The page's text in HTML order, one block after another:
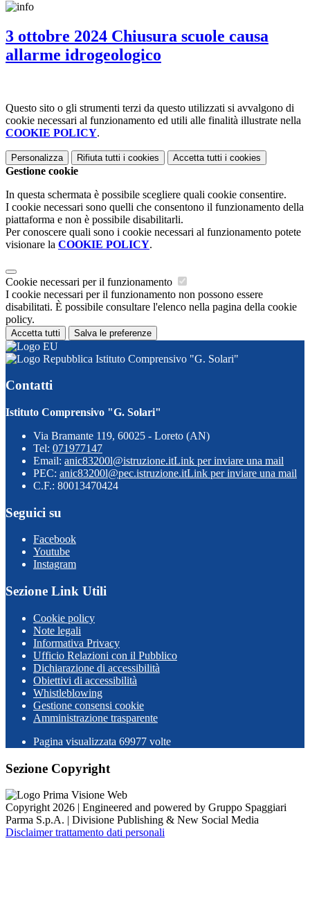
3 ottobre 2024 Chiusura scuole causa
allarme idrogeologico
Questo sito o gli strumenti terzi da questo utilizzati si avvalgono di
cookie necessari al funzionamento ed utili alle finalità illustrate nella
COOKIE POLICY.
Personalizza Rifiuta tutti i cookies Accetta tutti i cookies
Gestione cookie
In questa schermata è possibile scegliere quali cookie consentire.
I cookie necessari sono quelli che consentono il funzionamento della
piattaforma e non è possibile disabilitarli.
Per conoscere quali sono i cookie necessari al funzionamento potete
visionare la COOKIE POLICY.
Cookie necessari per il funzionamento
I cookie necessari per il funzionamento non possono essere
disabilitati. È possibile consultare l'elenco nella pagina della cookie
policy.
Accetta tutti Salva le preferenze
Istituto Comprensivo "G. Solari"
Contatti
Istituto Comprensivo "G. Solari"
Via Bramante 119, 60025 - Loreto (AN)
Tel: 071977147
Email: anic83200l@istruzione.itLink per inviare una mail
PEC: anic83200l@pec.istruzione.itLink per inviare una mail
C.F.: 80013470424
Seguici su
Facebook
Youtube
Instagram
Sezione Link Utili
Cookie policy
Note legali
Informativa Privacy
Ufficio Relazioni con il Pubblico
Dichiarazione di accessibilità
Obiettivi di accessibilità
Whistleblowing
Gestione consensi cookie
Amministrazione trasparente
Pagina visualizzata 69977 volte
Sezione Copyright
Copyright 2026 | Engineered and powered by Gruppo Spaggiari
Parma S.p.A. | Divisione Publishing & New Social Media
Disclaimer trattamento dati personali